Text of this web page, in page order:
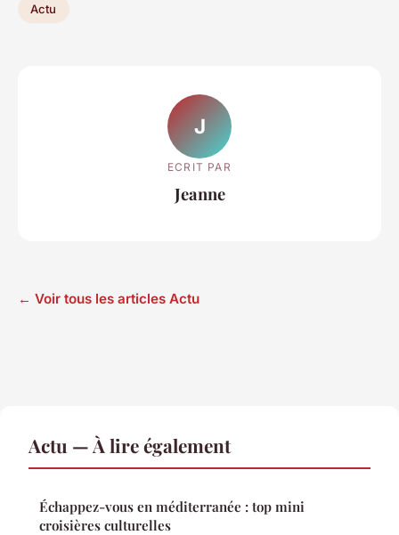
Actu
J
ECRIT PAR
Jeanne
← Voir tous les articles Actu
Actu — À lire également
Échappez-vous en méditerranée : top mini
croisières culturelles